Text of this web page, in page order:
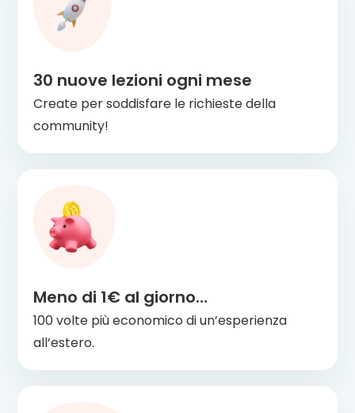
30 nuove lezioni ogni mese
Create per soddisfare le richieste della
community!
Meno di 1€ al giorno…
100 volte più economico di un’esperienza
all’estero.